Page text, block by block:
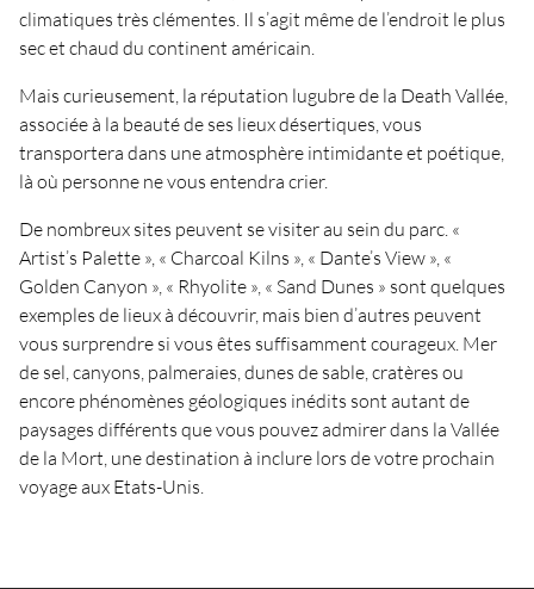
climatiques très clémentes. Il s’agit même de l’endroit le plus
sec et chaud du continent américain.
Mais curieusement, la réputation lugubre de la Death Vallée,
associée à la beauté de ses lieux désertiques, vous
transportera dans une atmosphère intimidante et poétique,
là où personne ne vous entendra crier.
De nombreux sites peuvent se visiter au sein du parc. «
Artist’s Palette », « Charcoal Kilns », « Dante’s View », «
Golden Canyon », « Rhyolite », « Sand Dunes » sont quelques
exemples de lieux à découvrir, mais bien d’autres peuvent
vous surprendre si vous êtes suffisamment courageux. Mer
de sel, canyons, palmeraies, dunes de sable, cratères ou
encore phénomènes géologiques inédits sont autant de
paysages différents que vous pouvez admirer dans la Vallée
de la Mort, une destination à inclure lors de votre prochain
voyage aux Etats-Unis.